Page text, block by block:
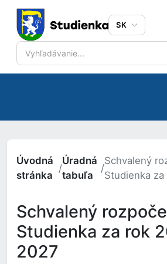
SK
Úvodná
stránka
/
Úradná
tabuľa
/
Schvalený
Studienka
Schvalený
Studienka za rok
2027